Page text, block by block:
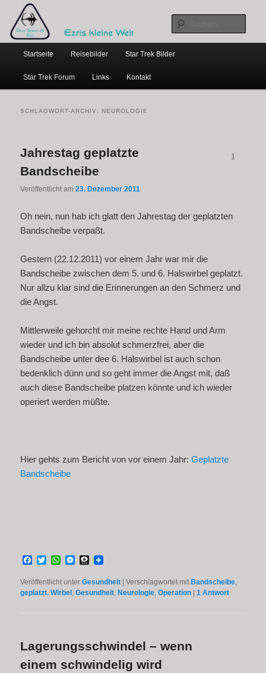
primären
Inhalt
springen
sekundären
Inhalt
springen
Ezris kleine Welt
…weil bloggen so schick ist
Hauptmenü
Startseite Reisebilder Star Trek Bilder
Star Trek Forum Links Kontakt
SCHLAGWORT-ARCHIV: NEUROLOGIE
Jahrestag geplatzte
Bandscheibe
Veröffentlicht am23. Dezember 2011
1
Oh nein, nun hab ich glatt den Jahrestag der geplatzten
Bandscheibe verpaßt.
Gestern (22.12.2011) vor einem Jahr war mir die
Bandscheibe zwischen dem 5. und 6. Halswirbel geplatzt.
Nur allzu klar sind die Erinnerungen an den Schmerz und
die Angst.
Mittlerweile gehorcht mir meine rechte Hand und Arm
wieder und ich bin absolut schmerzfrei, aber die
Bandscheibe unter dee 6. Halswirbel ist auch schon
bedenklich dünn und so geht immer die Angst mit, daß
auch diese Bandscheibe platzen könnte und ich wieder
operiert werden müßte.
Hier gehts zum Bericht von vor einem Jahr:Geplatzte
Bandscheibe
Facebook
TwitterWhatsApp
Messenger
Threema
Veröffentlicht unter Gesundheit |Verschlagwortet mit Bandscheibe,
geplatzt. Wirbel ,Gesundheit, Neurologie,Operation |1 Antwort
Lagerungsschwindel – wenn
einem schwindelig wird